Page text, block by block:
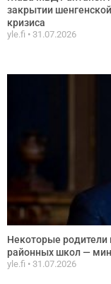
закрытии
кризиса
yle.fi 31.07.2026
Некоторые
районных школ —
yle.fi 31.07.2026